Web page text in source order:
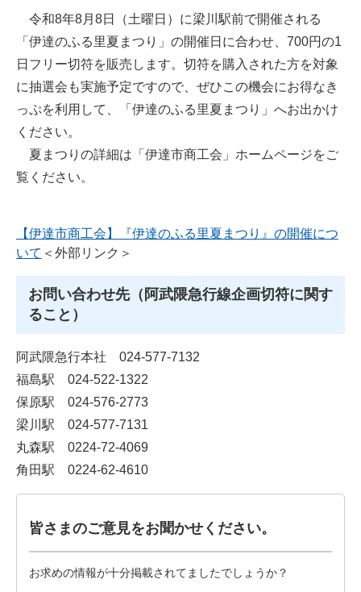
令和8年8月8日（土曜日）に梁川駅前で開催される
「伊達のふる里夏まつり」の開催日に合わせ、700円の1
日フリー切符を販売します。切符を購入された方を対象
に抽選会も実施予定ですので、ぜひこの機会にお得なき
っぷを利用して、「伊達のふる里夏まつり」へお出かけ
ください。
夏まつりの詳細は「伊達市商工会」ホームページをご
覧ください。
【伊達市商工会】『伊達のふる里夏まつり』の開催につ
いて ＜外部リンク＞
お問い合わせ先（阿武隈急行線企画切符に関す
ること）
阿武隈急行本社 024-577-7132
福島駅 024-522-1322
保原駅 024-576-2773
梁川駅 024-577-7131
丸森駅 0224-72-4069
角田駅 0224-62-4610
皆さまのご意見をお聞かせください。
お求めの情報が十分掲載されてましたでしょうか？